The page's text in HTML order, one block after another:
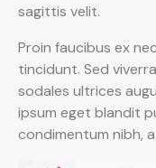
sagittis velit.
Proin faucibus ex
tincidunt. Sed
sodales ultrices
ipsum eget blandit
condimentum nibh,